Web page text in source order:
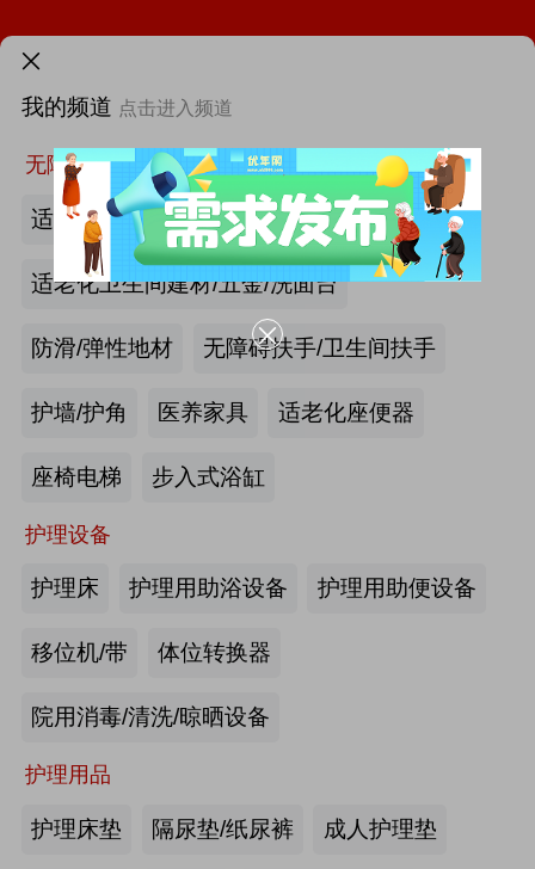
我的频道 点击进入频道
无障碍空间
适老化墙面/天花板
适老化卫生间建材/五金/洗面台
防滑/弹性地材 无障碍扶手/卫生间扶手
护墙/护角 医养家具 适老化座便器
座椅电梯 步入式浴缸
护理设备
护理床 护理用助浴设备 护理用助便设备
移位机/带 体位转换器
院用消毒/清洗/晾晒设备
护理用品
护理床垫 隔尿垫/纸尿裤 成人护理垫
首页 找新闻 找厂商
最新资讯
第12届中国国际老龄产业博览会（SIC老博会）
第四届西安国际养老产业博览会
2026年第八届中国（广州）国际银发经济康养产业博览会
海尔电动轮椅-海尔智慧康养
产业头条
机构“一件事”上线